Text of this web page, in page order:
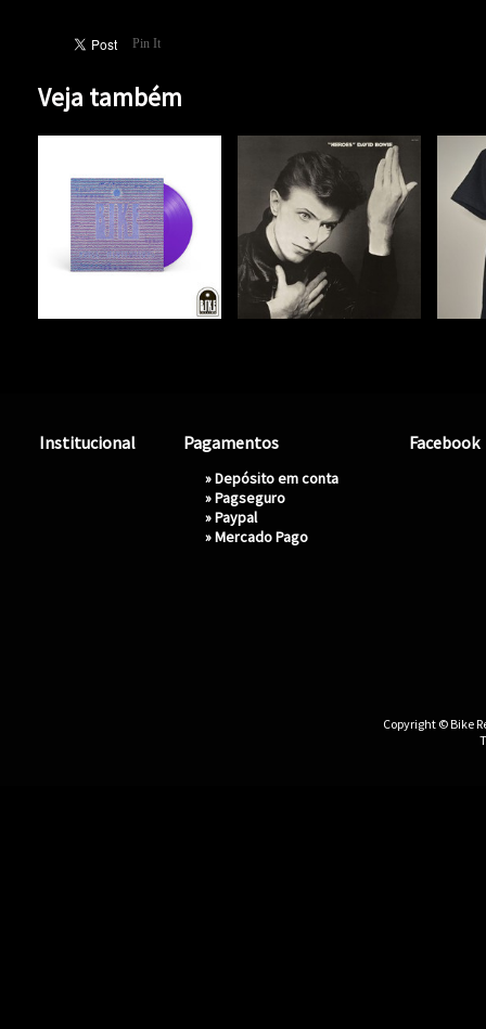
Pin It
Veja também
Institucional Pagamentos
» Depósito em conta
»Pagseguro
»Paypal
»Mercado Pago
Facebook
Copyright © Bike